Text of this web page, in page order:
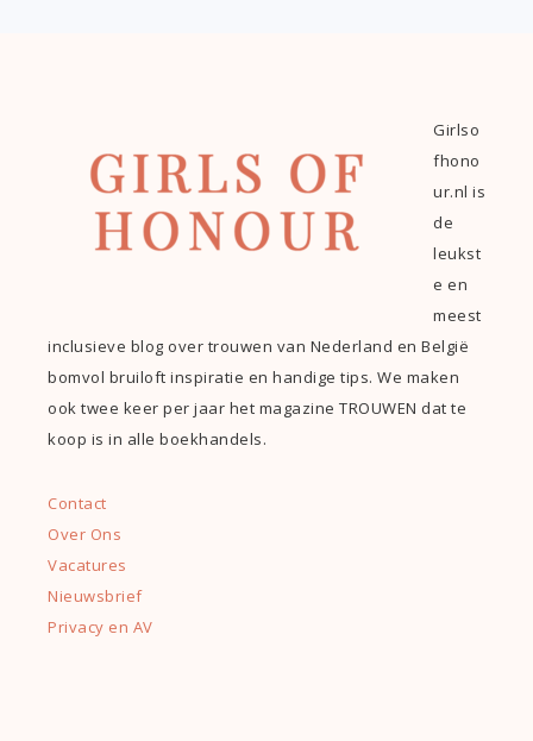
Girlso
fhono
ur.nl is
de
leukst
e en
meest
inclusieve blog over trouwen van Nederland en België
bomvol bruiloft inspiratie en handige tips. We maken
ook twee keer per jaar het magazine TROUWEN dat te
koop is in alle boekhandels.
Contact
Over Ons
Vacatures
Nieuwsbrief
Privacy en AV